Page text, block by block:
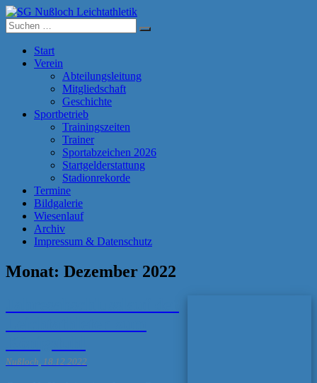
Zum
Inhalt
springen
SG Nußloch Leichtathletik
Suche
nach:
Start
Verein
Abteilungsleitung
Mitgliedschaft
Geschichte
Sportbetrieb
Trainingszeiten
Trainer
Sportabzeichen 2026
Startgelderstattung
Stadionrekorde
Termine
Bildgalerie
Wiesenlauf
Archiv
Impressum & Datenschutz
Monat: Dezember 2022
Nußloch, 18.12.2022